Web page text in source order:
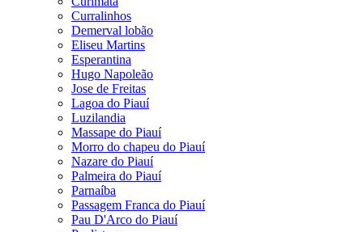
Curralinhos
Demerval lobão
Eliseu Martins
Esperantina
Hugo Napoleão
Jose de Freitas
Lagoa do Piauí
Luzilandia
Massape do Piauí
Morro do chapeu do Piauí
Nazare do Piauí
Palmeira do Piauí
Parnaíba
Passagem Franca do Piauí
Pau D'Arco do Piauí